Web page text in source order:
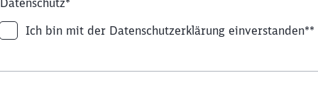
Datenschutz*
Ich bin mit der Datenschutzerklärung einverstanden**